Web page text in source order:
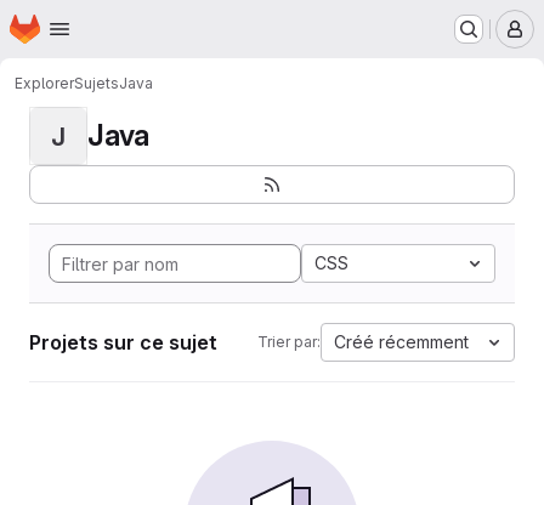
Passer au contenu principal
Page d'accueil
ExplorerSujetsJava
J Java
CSS
Projets sur ce sujet Trier par: Créé récemment